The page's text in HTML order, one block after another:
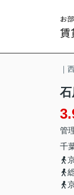
｜
石
管
千